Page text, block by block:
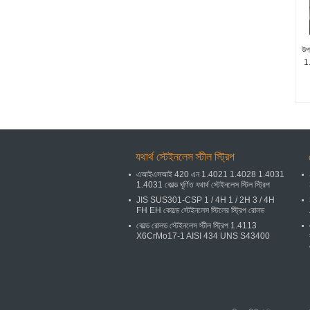
যথার্থ স্টেইনলেস স্টীল স্ট্রিপ
এআইএসআই 420 এন 1.4021 1.4028 1.4031
1.4031 কোল্ড ঘূর্ণিত যথার্থ স্টেইনলেস স্টিল স্ট্রিপ
JIS SUS301-CSP 1 / 4H 1 / 2H 3 / 4H
FH EH কোল্ডে স্টেইনলেস স্টিলের স্ট্রিপ রোলড
কোল্ড রোলড স্টেইনলেস স্টীল স্ট্রিপ 1.4113
X6CrMo17-1 AISI 434 UNS S43400